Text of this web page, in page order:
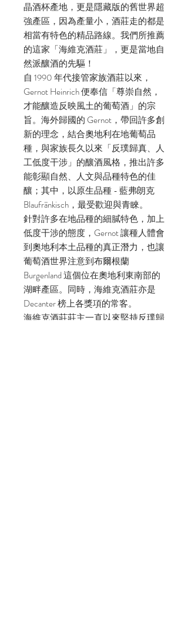
晶酒杯產地，更是隱藏版的舊世界超
強產區，因為產量小，酒莊走的都是
相當有特色的精品路線。我們所推薦
的這家「海維克酒莊」，更是當地自
然派釀酒的先驅！
自 1990 年代接管家族酒莊以來，
Gernot Heinrich 便奉信「尊崇自然，
才能釀造反映風土的葡萄酒」的宗
旨。海外歸國的 Gernot，帶回許多創
新的理念，結合奧地利在地葡萄品
種，與家族長久以來「反璞歸真、人
工低度干涉」的釀酒風格，推出許多
能彰顯自然、人文與品種特色的佳
釀；其中，以原生品種 - 藍弗朗克
Blaufränkisch，最受歡迎與青睞。
針對許多在地品種的細膩特色，加上
低度干涉的態度，Gernot 讓種人體會
到奧地利本土品種的真正潛力，也讓
葡萄酒世界注意到布爾根蘭
Burgenland 這個位在奧地利東南部的
湖畔產區。同時，海維克酒莊亦是
Decanter 榜上各獎項的常客。
海維克酒莊莊主一直以來堅持反璞歸